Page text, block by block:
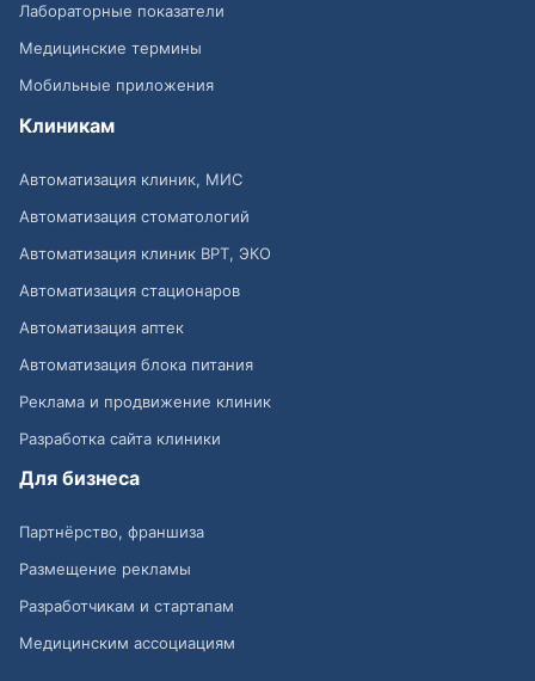
Лабораторные показатели
Медицинские термины
Мобильные приложения
Клиникам
Автоматизация клиник, МИС
Автоматизация стоматологий
Автоматизация клиник ВРТ, ЭКО
Автоматизация стационаров
Автоматизация аптек
Автоматизация блока питания
Реклама и продвижение клиник
Разработка сайта клиники
Для бизнеса
Партнёрство, франшиза
Размещение рекламы
Разработчикам и стартапам
Медицинским ассоциациям